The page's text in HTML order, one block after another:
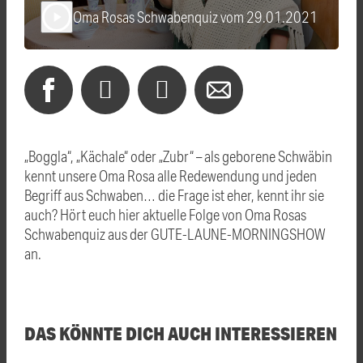
Oma Rosas Schwabenquiz vom 29.01.2021
„Boggla“, „Kächale“ oder „Zubr“ – als geborene Schwäbin
kennt unsere Oma Rosa alle Redewendung und jeden
Begriff aus Schwaben… die Frage ist eher, kennt ihr sie
auch? Hört euch hier aktuelle Folge von Oma Rosas
Schwabenquiz aus der GUTE-LAUNE-MORNINGSHOW
an.
DAS KÖNNTE DICH AUCH INTERESSIEREN